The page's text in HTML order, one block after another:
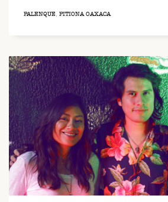
PALENQUE, PITIONA OAXACA